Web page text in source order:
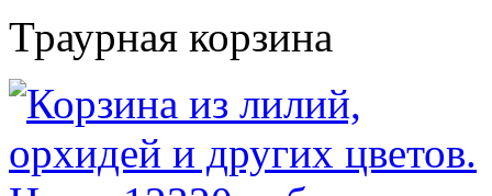
Траурная корзина